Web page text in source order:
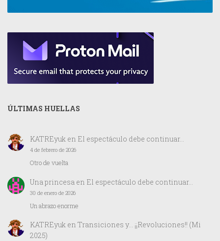
ÚLTIMAS HUELLAS
KATREyuk en El espectáculo debe continuar…
4 de febrero de 2026
Otro de vuelta
Una princesa en El espectáculo debe continuar…
30 de enero de 2026
Un abrazo enorme
KATREyuken Transiciones y… ¡¡Revoluciones!! (Mi
2025)